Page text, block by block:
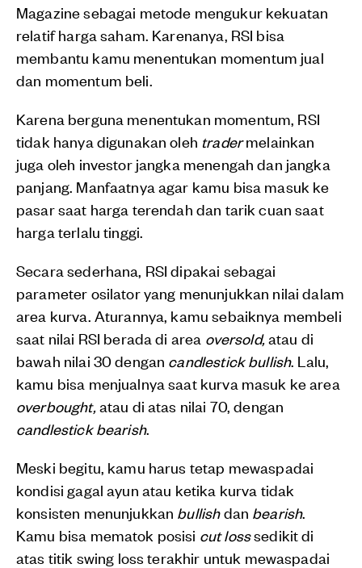
Magazine sebagai metode mengukur kekuatan
relatif harga saham. Karenanya, RSI bisa
membantu kamu menentukan momentum jual
dan momentum beli.
Karena berguna menentukan momentum, RSI
tidak hanya digunakan oleh tradermelainkan
juga oleh investor jangka menengah dan jangka
panjang. Manfaatnya agar kamu bisa masuk ke
pasar saat harga terendah dan tarik cuan saat
harga terlalu tinggi.
Secara sederhana, RSI dipakai sebagai
parameter osilator yang menunjukkan nilai dalam
area kurva. Aturannya, kamu sebaiknya membeli
saat nilai RSI berada di area oversold,atau di
bawah nilai 30 dengan candlestick bullish. Lalu,
kamu bisa menjualnya saat kurva masuk ke area
overbought, atau di atas nilai 70, dengan
candlestick bearish.
Meski begitu, kamu harus tetap mewaspadai
kondisi gagal ayun atau ketika kurva tidak
konsisten menunjukkan bullishdan bearish.
Kamu bisa mematok posisi cut losssedikit di
atas titik swing loss terakhir untuk mewaspadai